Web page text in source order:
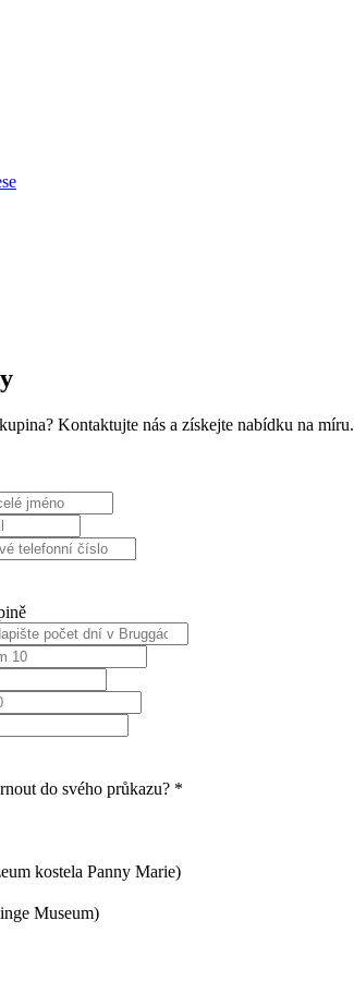
Kontaktujte nás a získejte nabídku na míru.
do svého průkazu? *
kostela Panny Marie)
Museum)